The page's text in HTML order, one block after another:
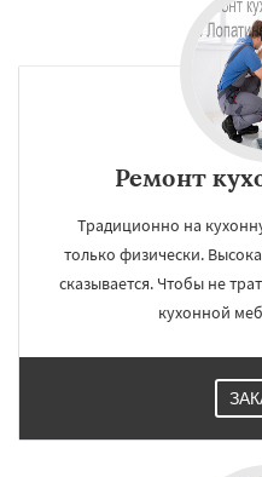
Ремонт
Традиционно на
только физически.
сказывается. Чтобы не
кухонной